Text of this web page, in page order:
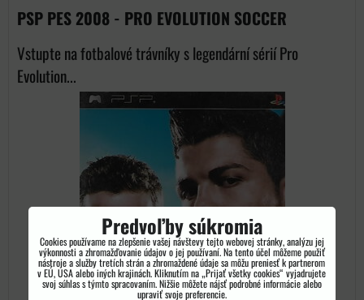
PSP PES 2008 - PRO EVOLUTION SOCCER
Vstupte na fotbalové trávníky s legendární sérií Pro
Evolution...
Predvoľby súkromia
Cookies používame na zlepšenie vašej návštevy tejto webovej stránky, analýzu jej
výkonnosti a zhromažďovanie údajov o jej používaní. Na tento účel môžeme použiť
nástroje a služby tretích strán a zhromaždené údaje sa môžu preniesť k partnerom
v EÚ, USA alebo iných krajinách. Kliknutím na „Prijať všetky cookies“ vyjadrujete
svoj súhlas s týmto spracovaním. Nižšie môžete nájsť podrobné informácie alebo
upraviť svoje preferencie.